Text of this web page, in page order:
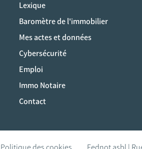
Lexique
Baromètre de l'immobilier
Mes actes et données
Cybersécurité
Emploi
Immo Notaire
Contact